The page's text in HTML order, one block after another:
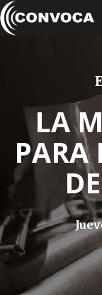
LA
PARA